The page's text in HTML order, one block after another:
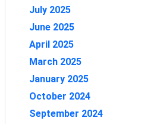
July 2025
June 2025
April 2025
March 2025
January 2025
October 2024
September 2024